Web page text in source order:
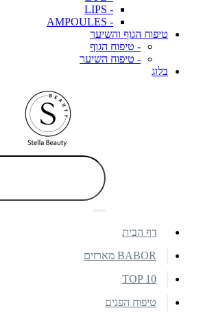
- LIPS
- AMPOULES
טיפוח הגוף והשיער
- טיפוח הגוף
- טיפוח השיער
בלוג
דף הבית
BABOR מארזים
TOP 10
טיפוח הפנים